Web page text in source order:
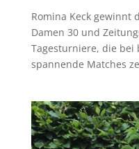
Romina Keck gewinnt
Damen 30 und
Tagesturniere, die bei
spannende Matches